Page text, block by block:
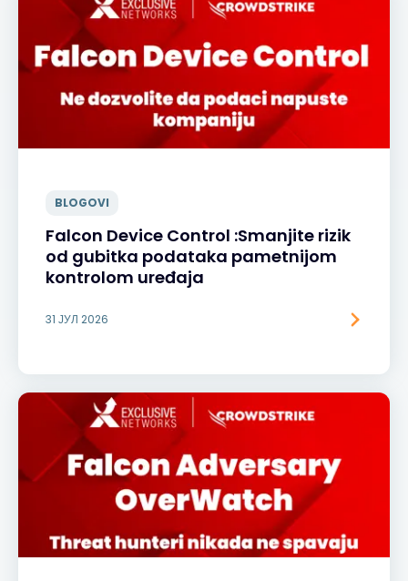
BLOGOVI
Falcon Device Control :Smanjite rizik
od gubitka podataka pametnijom
kontrolom uređaja
31 ЈУЛ 2026